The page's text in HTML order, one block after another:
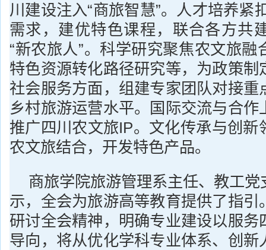
川建设注入“商旅智慧”。人才培养紧
需求，建优特色课程，联合各方共
“新农旅人”。科学研究聚焦农文旅融
特色资源转化路径研究等，为政策制
社会服务方面，组建专家团队对接重
乡村旅游运营水平。国际交流与合作
推广四川农文旅IP。文化传承与创新
农文旅结合，开发特色产品。
商旅学院旅游管理系主任、教工
示，全会为旅游高等教育提供了指引
研讨全会精神，明确专业建设以服务
导向，将从优化学科专业体系、创新